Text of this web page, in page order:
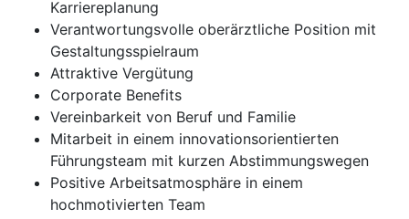
Karriereplanung
Verantwortungsvolle oberärztliche Position mit
Gestaltungsspielraum
Attraktive Vergütung
Corporate Benefits
Vereinbarkeit von Beruf und Familie
Mitarbeit in einem innovationsorientierten
Führungsteam mit kurzen Abstimmungswegen
Positive Arbeitsatmosphäre in einem
hochmotivierten Team